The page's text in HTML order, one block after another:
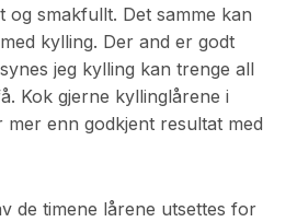
og smakfullt. Det samme kan
kylling. Der and er godt
jeg kylling kan trenge all
Kok gjerne kyllinglårene i
enn godkjent resultat med
de timene lårene utsettes for